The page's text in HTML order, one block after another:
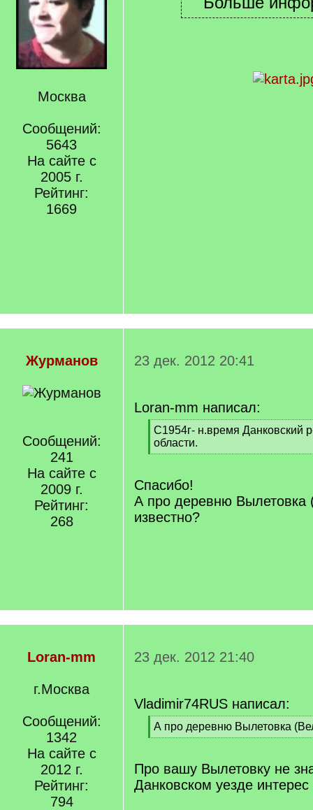
Москва
Сообщений:
5643
На сайте с
2005 г.
Рейтинг:
1669
Журманов
Сообщений:
241
На сайте с
2009 г.
Рейтинг:
268
23 дек. 2012 20:41
Loran-mm написал:
[
q
]
С1954г- н.время Данковский
области.
[
q
]
Спасибо!
А про деревню Вылетовка
известно?
Loran-mm
г.Москва
Сообщений:
1342
На сайте с
2012 г.
Рейтинг:
794
23 дек. 2012 21:40
Vladimir74RUS написал:
[
q
А про деревню Вылетовка
[
q
]
Про вашу Вылетовку не
Данковском уезде